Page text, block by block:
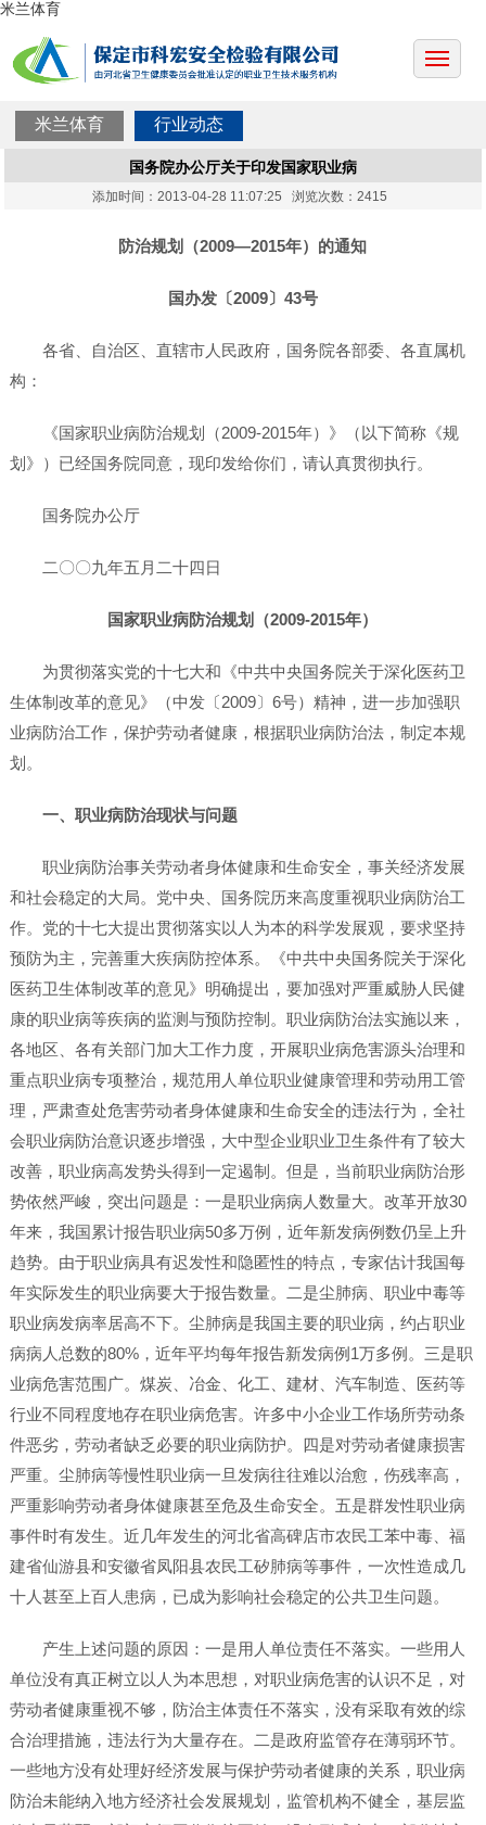
米兰体育
米兰体育 行业动态
国务院办公厅关于印发国家职业病
添加时间：2013-04-28 11:07:25 浏览次数：2415
防治规划（2009—2015年）的通知
国办发〔2009〕43号
各省、自治区、直辖市人民政府，国务院各部委、各直属机
构：
《国家职业病防治规划（2009-2015年）》（以下简称《规
划》）已经国务院同意，现印发给你们，请认真贯彻执行。
国务院办公厅
二〇〇九年五月二十四日
国家职业病防治规划（2009-2015年）
为贯彻落实党的十七大和《中共中央国务院关于深化医药卫
生体制改革的意见》（中发〔2009〕6号）精神，进一步加强职
业病防治工作，保护劳动者健康，根据职业病防治法，制定本规
划。
一、职业病防治现状与问题
职业病防治事关劳动者身体健康和生命安全，事关经济发展
和社会稳定的大局。党中央、国务院历来高度重视职业病防治工
作。党的十七大提出贯彻落实以人为本的科学发展观，要求坚持
预防为主，完善重大疾病防控体系。《中共中央国务院关于深化
医药卫生体制改革的意见》明确提出，要加强对严重威胁人民健
康的职业病等疾病的监测与预防控制。职业病防治法实施以来，
各地区、各有关部门加大工作力度，开展职业病危害源头治理和
重点职业病专项整治，规范用人单位职业健康管理和劳动用工管
理，严肃查处危害劳动者身体健康和生命安全的违法行为，全社
会职业病防治意识逐步增强，大中型企业职业卫生条件有了较大
改善，职业病高发势头得到一定遏制。但是，当前职业病防治形
势依然严峻，突出问题是：一是职业病病人数量大。改革开放30
年来，我国累计报告职业病50多万例，近年新发病例数仍呈上升
趋势。由于职业病具有迟发性和隐匿性的特点，专家估计我国每
年实际发生的职业病要大于报告数量。二是尘肺病、职业中毒等
职业病发病率居高不下。尘肺病是我国主要的职业病，约占职业
病病人总数的80%，近年平均每年报告新发病例1万多例。三是职
业病危害范围广。煤炭、冶金、化工、建材、汽车制造、医药等
行业不同程度地存在职业病危害。许多中小企业工作场所劳动条
件恶劣，劳动者缺乏必要的职业病防护。四是对劳动者健康损害
严重。尘肺病等慢性职业病一旦发病往往难以治愈，伤残率高，
严重影响劳动者身体健康甚至危及生命安全。五是群发性职业病
事件时有发生。近几年发生的河北省高碑店市农民工苯中毒、福
建省仙游县和安徽省凤阳县农民工矽肺病等事件，一次性造成几
十人甚至上百人患病，已成为影响社会稳定的公共卫生问题。
产生上述问题的原因：一是用人单位责任不落实。一些用人
单位没有真正树立以人为本思想，对职业病危害的认识不足，对
劳动者健康重视不够，防治主体责任不落实，没有采取有效的综
合治理措施，违法行为大量存在。二是政府监管存在薄弱环节。
一些地方没有处理好经济发展与保护劳动者健康的关系，职业病
防治未能纳入地方经济社会发展规划，监管机构不健全，基层监